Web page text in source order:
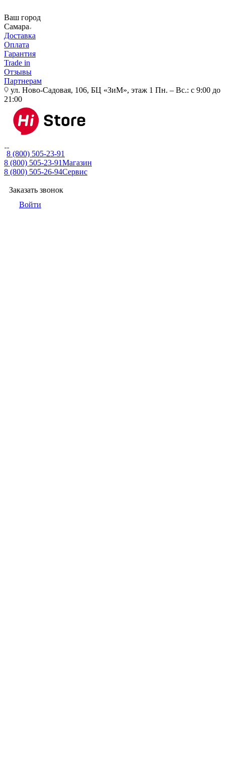
Ваш город
Самара
Доставка
Оплата
Гарантия
Trade in
Отзывы
Партнерам
ул. Ново-Садовая, 106, БЦ «ЗиМ», этаж 1 Пн. – Вс.: с 9:00 до
21:00
8 (800) 505-23-91
8 (800) 505-23-91Магазин
8 (800) 505-26-94Сервис
Заказать звонок
Войти